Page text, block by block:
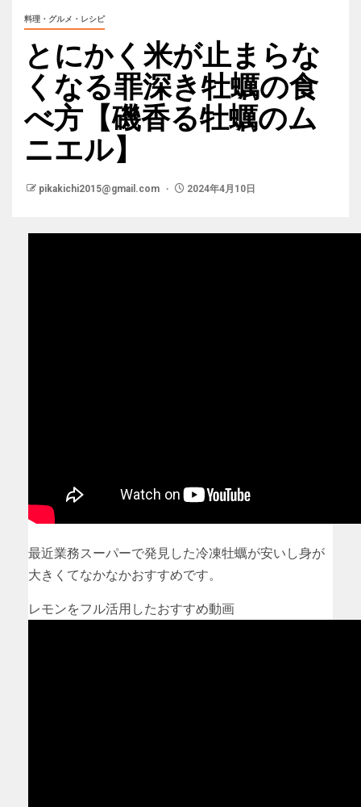
料理・グルメ・レシピ
とにかく米が止まらな
くなる罪深き牡蠣の食
べ方【磯香る牡蠣のム
ニエル】
pikakichi2015@gmail.com 2024年4月10日
最近業務スーパーで発見した冷凍牡蠣が安いし身が
大きくてなかなかおすすめです。
レモンをフル活用したおすすめ動画